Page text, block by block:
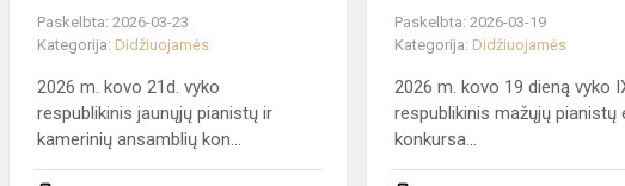
Paskelbta: 2026-03-23
Kategorija: Didžiuojamės
2026 m. kovo 21d. vyko
respublikinis jaunųjų pianistų ir
kamerinių ansamblių kon...
Paskelbta: 2026-03-19
Kategorija: Didžiuojamės
2026 m. kovo 19 dieną vyko
respublikinis mažųjų pianistų
konkursa...